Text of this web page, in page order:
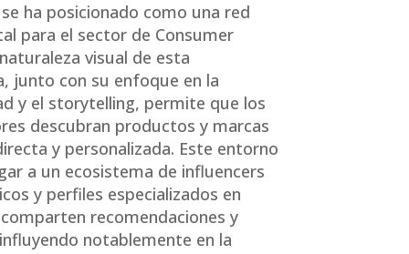
ha posicionado como una red
para el sector de Consumer
visual de esta
junto con su enfoque en la
y el storytelling, permite que los
descubran productos y marcas
y personalizada. Este entorno
a un ecosistema de influencers
y perfiles especializados en
recomendaciones y
notablemente en la